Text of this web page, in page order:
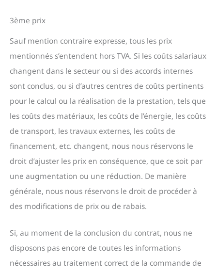
3ème prix
Sauf mention contraire expresse, tous les prix
mentionnés s’entendent hors TVA. Si les coûts salariaux
changent dans le secteur ou si des accords internes
sont conclus, ou si d’autres centres de coûts pertinents
pour le calcul ou la réalisation de la prestation, tels que
les coûts des matériaux, les coûts de l’énergie, les coûts
de transport, les travaux externes, les coûts de
financement, etc. changent, nous nous réservons le
droit d’ajuster les prix en conséquence, que ce soit par
une augmentation ou une réduction. De manière
générale, nous nous réservons le droit de procéder à
des modifications de prix ou de rabais.
Si, au moment de la conclusion du contrat, nous ne
disposons pas encore de toutes les informations
nécessaires au traitement correct de la commande de